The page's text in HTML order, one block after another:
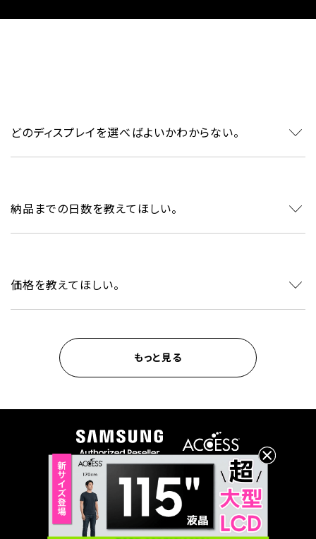
どのディスプレイを選べばよいかわからない。
納品までの日数を教えてほしい。
価格を教えてほしい。
もっと見る
利用規約 プライバシーポリシー クッキーポリシー
© ACCESS CO., LTD. All rights reserved.